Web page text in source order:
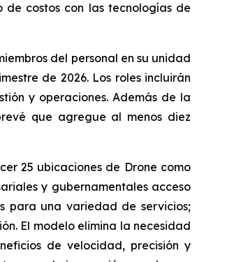
costos con las tecnologías de
del personal en su unidad
de 2026. Los roles incluirán
y operaciones. Además de la
que agregue al menos diez
25 ubicaciones de Drone como
y gubernamentales acceso
para una variedad de servicios;
El modelo elimina la necesidad
de velocidad, precisión y